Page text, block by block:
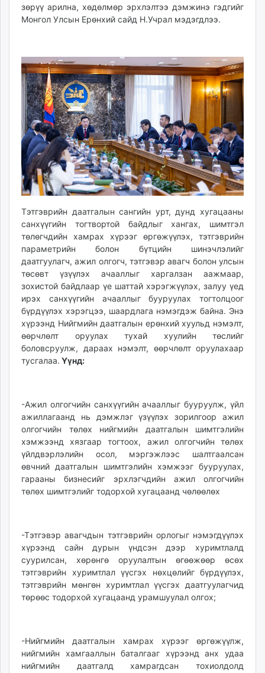
tvmongolia.mn
mass.mn
toim.mn
tac.mn
paparazzi.mn
unread.today
зөрүү арилна, хөдөлмөр эрхлэлтээ дэмжинэ гэдгийг
Монгол Улсын Ерөнхий сайд Н.Учрал мэдэгдлээ.
Тэтгэврийн даатгалын сангийн урт, дунд хугацааны
санхүүгийн тогтвортой байдлыг хангах, шимтгэл
төлөгчдийн хамрах хүрээг өргөжүүлэх, тэтгэврийн
параметрийн болон бүтцийн шинэчлэлийг
даатгуулагч, ажил олгогч, тэтгэвэр авагч болон улсын
төсөвт үзүүлэх ачааллыг харгалзан аажмаар,
зохистой байдлаар үе шаттай хэрэгжүүлэх, залуу үед
ирэх санхүүгийн ачааллыг бууруулах тогтолцоог
бүрдүүлэх хэрэгцээ, шаардлага нэмэгдэж байна. Энэ
хүрээнд Нийгмийн даатгалын ерөнхий хуульд нэмэлт,
өөрчлөлт оруулах тухай хуулийн төслийг
боловсруулж, дараах нэмэлт, өөрчлөлт оруулахаар
тусгалаа. Үүнд:
-Ажил олгогчийн санхүүгийн ачааллыг бууруулж, үйл
ажиллагаанд нь дэмжлэг үзүүлэх зорилгоор ажил
олгогчийн төлөх нийгмийн даатгалын шимтгэлийн
хэмжээнд хязгаар тогтоох, ажил олгогчийн төлөх
үйлдвэрлэлийн осол, мэргэжлээс шалтгаалсан
өвчний даатгалын шимтгэлийн хэмжээг бууруулах,
гарааны бизнесийг эрхлэгчдийн ажил олгогчийн
төлөх шимтгэлийг тодорхой хугацаанд чөлөөлөх
-Тэтгэвэр авагчдын тэтгэврийн орлогыг нэмэгдүүлэх
хүрээнд сайн дурын үндсэн дээр хуримтлалд
суурилсан, хөрөнгө оруулалтын өгөөжөөр өсөх
тэтгэврийн хуримтлал үүсгэх нөхцөлийг бүрдүүлэх,
тэтгэврийн мөнгөн хуримтлал үүсгэх даатгуулагчид
төрөөс тодорхой хугацаанд урамшуулал олгох;
-Нийгмийн даатгалын хамрах хүрээг өргөжүүлж,
нийгмийн хамгааллын баталгааг хүрээнд анх удаа
нийгмийн даатгалд хамрагдсан тохиолдолд